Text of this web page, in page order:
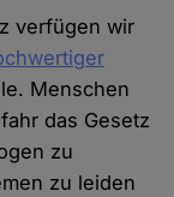
verfügen wir
Menschen
das Gesetz
zu
zu leiden